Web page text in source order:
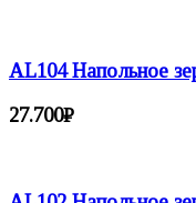
AL104 Напольное
27.700₽